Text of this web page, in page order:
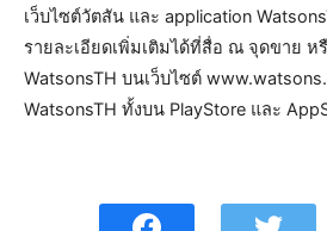
เว็บไซต์วัตสัน และ application
รายละเอียดเพิ่มเติมได้ที่สื่อ ณ จุดขาย ห
WatsonsTH บนเว็บไซต์
WatsonsTH ทั้งบน PlayStore และ